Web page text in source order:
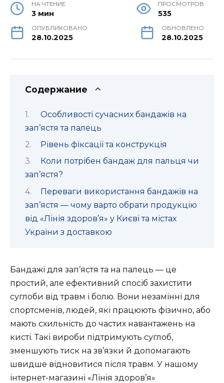
НА ЧТЕНИЕ
3 мин
ПРОСМОТРОВ
535
ОПУБЛИКОВАНО
28.10.2025
ОБНОВЛЕНО
28.10.2025
Содержание
Особливості сучасних бандажів на
зап’ястя та палець
Рівень фіксації та конструкція
Коли потрібен бандаж для пальця чи
зап’ястя?
Переваги використання бандажів на
зап’ястя — чому варто обрати продукцію
від «Лінія здоров’я» у Києві та містах
України з доставкою
Бандажі для зап’ястя та на палець — це
простий, але ефективний спосіб захистити
суглоби від травм і болю. Вони незамінні для
спортсменів, людей, які працюють фізично, або
мають схильність до частих навантажень на
кисті. Такі вироби підтримують суглоб,
зменшують тиск на зв’язки й допомагають
швидше відновитися після травм. У нашому
інтернет-магазині «Лінія здоров’я»